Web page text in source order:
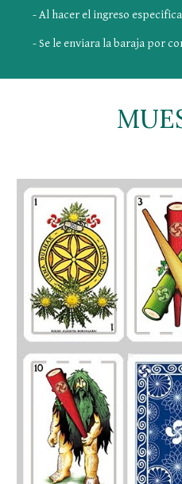
- Al hacer el ingreso
- Se le enviara la baraja por